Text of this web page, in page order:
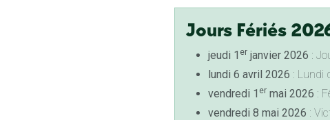
Jours Fériés
jeudi 1 erjanvier 2026 :
lundi 6 avril 2026 : Lundi
vendredi 1 ermai 2026 :
vendredi 8 mai 2026 :